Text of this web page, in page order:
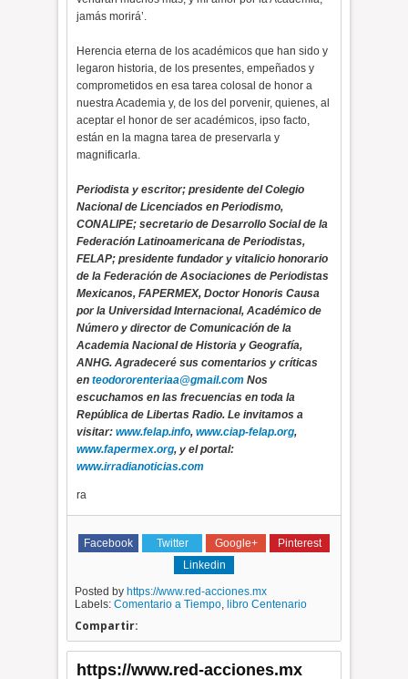
jamás morirá’.
Herencia eterna de los académicos que han sido y
legaron historia, de los presentes, empeñados y
comprometidos en esa tarea colosal de honor a
nuestra Academia y, de los del porvenir, quienes, al
aceptar el honor de ser académicos, ipso facto,
están en la magna tarea de preservarla y
magnificarla.
Periodista y escritor; presidente del Colegio
Nacional de Licenciados en Periodismo,
CONALIPE; secretario de Desarrollo Social de la
Federación Latinoamericana de Periodistas,
FELAP; presidente fundador y vitalicio honorario
de la Federación de Asociaciones de Periodistas
Mexicanos, FAPERMEX, Doctor Honoris Causa
por la Universidad Internacional, Académico de
Número y director de Comunicación de la
Academia Nacional de Historia y Geografía,
ANHG. Agradeceré sus comentarios y críticas
enteodororenteriaa@gmail.com Nos
escuchamos en las frecuencias en toda la
República de Libertas Radio. Le invitamos a
visitar:www.felap.info,www.ciap-felap.org,
www.fapermex.org, y el portal:
www.irradianoticias.com
ra
Facebook Twitter Google+
Pinterest
Linkedin
Posted by https://www.red-acciones.mx
Labels:Comentario a Tiempo, libro Centenario
Compartir:
https://www.red-acciones.mx